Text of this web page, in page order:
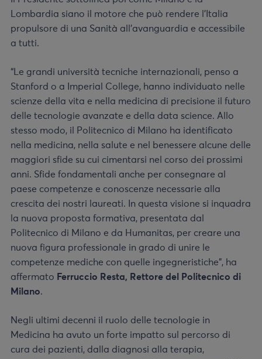
Lombardia siano il motore che può rendere l’Italia
propulsore di una Sanità all’avanguardia e accessibile
a tutti.
“Le grandi università tecniche internazionali, penso a
Stanford o a Imperial College, hanno individuato nelle
scienze della vita e nella medicina di precisione il futuro
delle tecnologie avanzate e della data science. Allo
stesso modo, il Politecnico di Milano ha identificato
nella medicina, nella salute e nel benessere alcune delle
maggiori sfide su cui cimentarsi nel corso dei prossimi
anni. Sfide fondamentali anche per consegnare al
paese competenze e conoscenze necessarie alla
crescita dei nostri laureati. In questa visione si inquadra
la nuova proposta formativa, presentata dal
Politecnico di Milano e da Humanitas, per creare una
nuova figura professionale in grado di unire le
competenze mediche con quelle ingegneristiche”, ha
affermato Ferruccio Resta, Rettore del Politecnico di
Milano.
Negli ultimi decenni il ruolo delle tecnologie in
Medicina ha avuto un forte impatto sul percorso di
cura dei pazienti, dalla diagnosi alla terapia,